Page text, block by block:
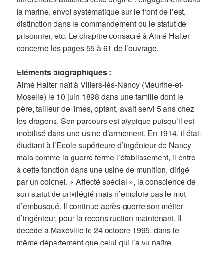
la marine, envoi systématique sur le front de l’est,
distinction dans le commandement ou le statut de
prisonnier, etc. Le chapitre consacré à Aimé Halter
concerne les pages 55 à 61 de l’ouvrage.
Eléments biographiques :
Aimé Halter naît à Villers-lès-Nancy (Meurthe-et-
Moselle) le 10 juin 1898 dans une famille dont le
père, tailleur de limes, optant, avait servi 5 ans chez
les dragons. Son parcours est atypique puisqu’il est
mobilisé dans une usine d’armement. En 1914, il était
étudiant à l’Ecole supérieure d’ingénieur de Nancy
mais comme la guerre ferme l’établissement, il entre
à cette fonction dans une usine de munition, dirigé
par un colonel. « Affecté spécial », la conscience de
son statut de privilégié mais n’emploie pas le mot
d’embusqué. Il continue après-guerre son métier
d’ingénieur, pour la reconstruction maintenant. Il
décède à Maxéville le 24 octobre 1995, dans le
même département que celui qui l’a vu naître.